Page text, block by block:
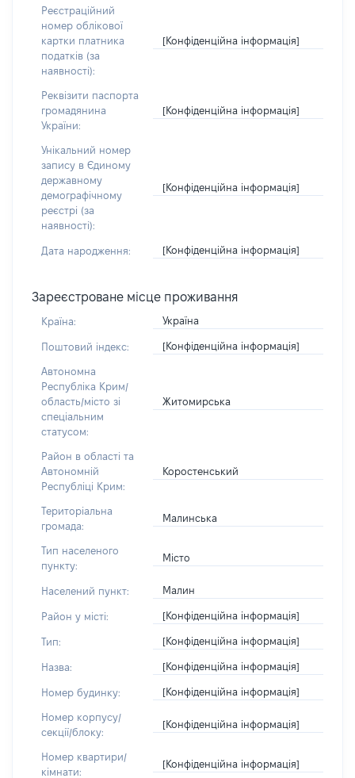
Реєстраційний
номер облікової
картки платника
податків (за
наявності):
[Конфіденційна інформація]
Реквізити паспорта
громадянина
України:
[Конфіденційна інформація]
Унікальний номер
запису в Єдиному
державному
демографічному
реєстрі (за
наявності):
[Конфіденційна інформація]
Дата народження: [Конфіденційна інформація]
Зареєстроване місце проживання
Країна: Україна
Поштовий індекс: [Конфіденційна інформація]
Автономна
Республіка Крим/
область/місто зі
спеціальним
статусом:
Житомирська
Район в області та
Автономній
Республіці Крим:
Коростенський
Територіальна
громада:
Малинська
Тип населеного
пункту:
Місто
Населений пункт: Малин
Район у місті: [Конфіденційна інформація]
Тип: [Конфіденційна інформація]
Назва: [Конфіденційна інформація]
Номер будинку: [Конфіденційна інформація]
Номер корпусу/
секції/блоку:
[Конфіденційна інформація]
Номер квартири/
кімнати:
[Конфіденційна інформація]